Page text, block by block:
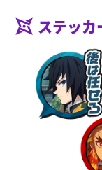
ステッカ